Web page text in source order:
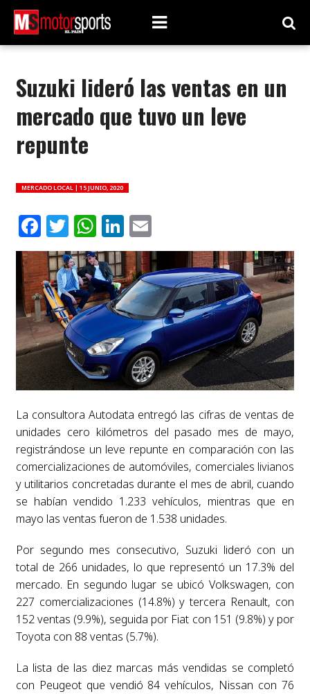
Suzuki lideró las ventas en un
mercado que tuvo un leve
repunte
MERCADO LOCAL | 15 JUNIO, 2020
Facebook
Twitter
WhatsApp
LinkedIn
Email
La consultora Autodata entregó las cifras de ventas de
unidades cero kilómetros del pasado mes de mayo,
registrándose un leve repunte en comparación con las
comercializaciones de automóviles, comerciales livianos
y utilitarios concretadas durante el mes de abril, cuando
se habían vendido 1.233 vehículos, mientras que en
mayo las ventas fueron de 1.538 unidades.
Por segundo mes consecutivo, Suzuki lideró con un
total de 266 unidades, lo que representó un 17.3% del
mercado. En segundo lugar se ubicó Volkswagen, con
227 comercializaciones (14.8%) y tercera Renault, con
152 ventas (9.9%), seguida por Fiat con 151 (9.8%) y por
Toyota con 88 ventas (5.7%).
La lista de las diez marcas más vendidas se completó
con Peugeot que vendió 84 vehículos, Nissan con 76